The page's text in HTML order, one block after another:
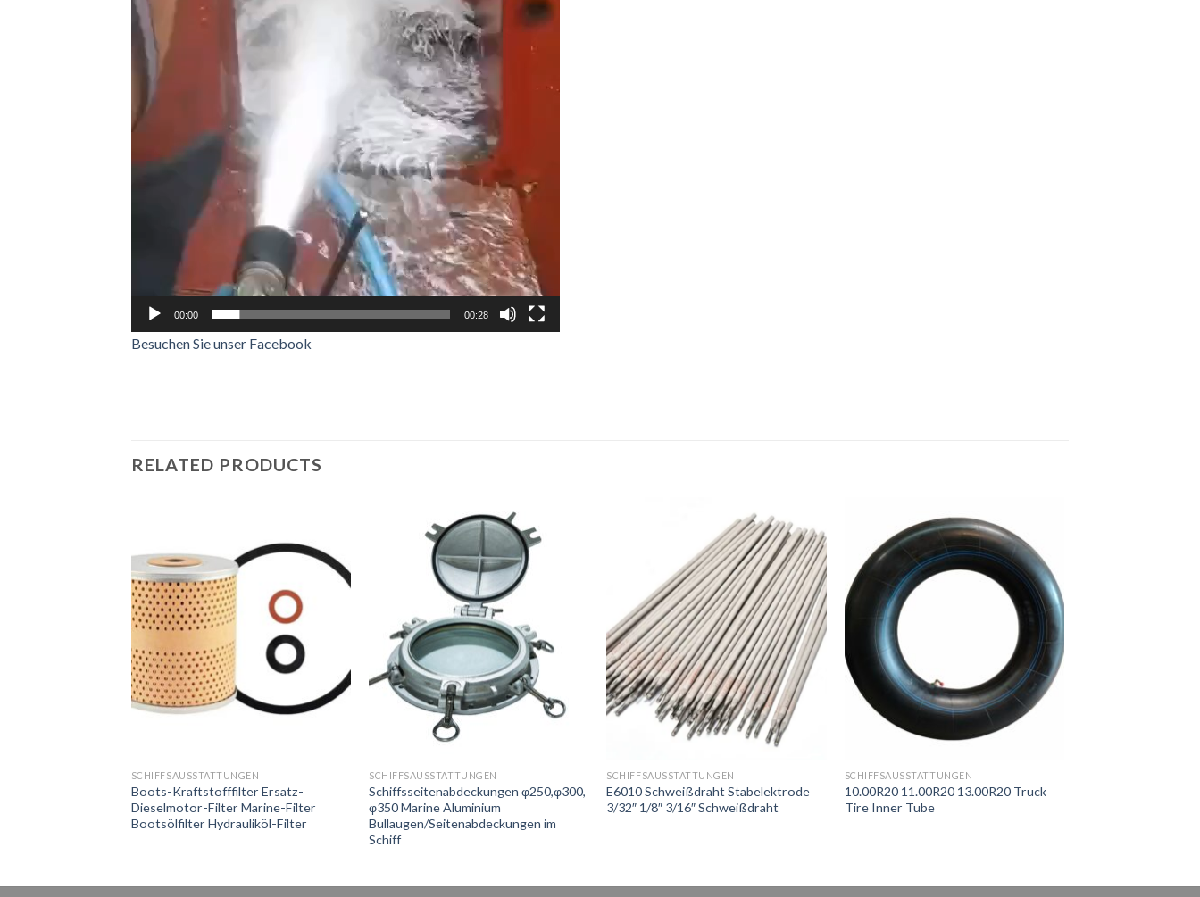
00:00 00:28
Besuchen Sie unser Facebook
RELATED PRODUCTS
SCHIFFSAUSSTATTUNGEN
Boots-Kraftstofffilter Ersatz-
Dieselmotor-Filter Marine-Filter
Bootsölfilter Hydrauliköl-Filter
SCHIFFSAUSSTATTUNGEN
Schiffsseitenabdeckungen φ250,φ300,
φ350 Marine Aluminium
Bullaugen/Seitenabdeckungen im
Schiff
SCHIFFSAUSSTATTUNGEN
E6010 Schweißdraht Stabelektrode
3/32″ 1/8″ 3/16″ Schweißdraht
SCHIFFSAUSSTATTUNGEN
10.00R20 11.00R20 13.00R20 Truck
Tire Inner Tube